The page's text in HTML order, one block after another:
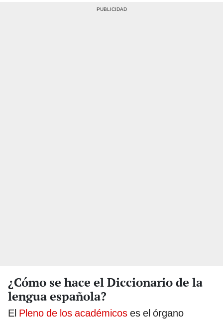
¿Cómo se hace el Diccionario de la
lengua española?
El Pleno de los académicos es el órgano